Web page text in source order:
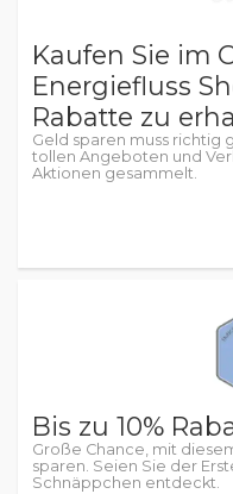
Kaufen Sie im
Energiefluss
Rabatte zu
Geld sparen muss richtig
tollen Angeboten und
Aktionen gesammelt.
Bis zu 10%
Große Chance, mit
sparen. Seien Sie der
Schnäppchen entdeckt.